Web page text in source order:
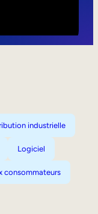
industrielle
Logiciel
consommateurs